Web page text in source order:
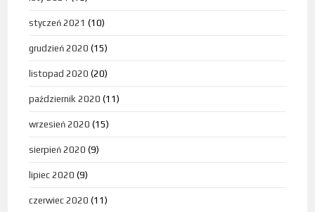
styczeń 2021 (10)
grudzień 2020 (15)
listopad 2020 (20)
październik 2020 (11)
wrzesień 2020 (15)
sierpień 2020 (9)
lipiec 2020 (9)
czerwiec 2020 (11)